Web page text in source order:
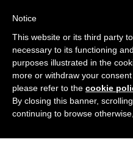
Notice
This website or its third party
necessary to its functioning
purposes illustrated in the
more or withdraw your
please refer to the cookie
By closing this banner,
continuing to browse